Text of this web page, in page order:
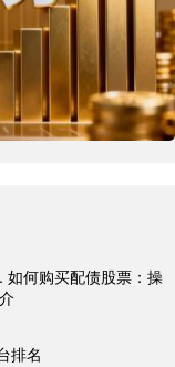
如何购买配债股票：操
排名